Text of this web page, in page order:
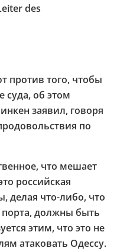
des
против того, чтобы
суда, об этом
заявил, говоря
по
что мешает
российская
делая что-либо, что
должны быть
этим, что это не
атаковать Одессу.